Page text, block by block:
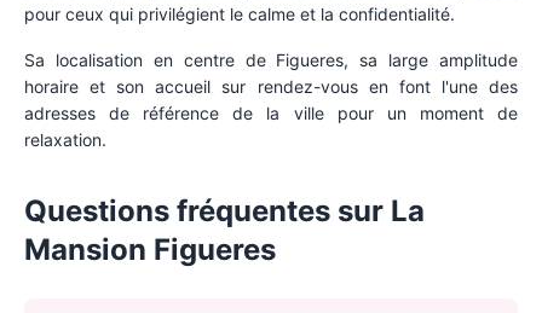
pour ceux qui privilégient le calme et la confidentialité.
Sa localisation en centre de Figueres, sa large amplitude
horaire et son accueil sur rendez-vous en font l'une des
adresses de référence de la ville pour un moment de
relaxation.
Questions fréquentes sur La
Mansion Figueres